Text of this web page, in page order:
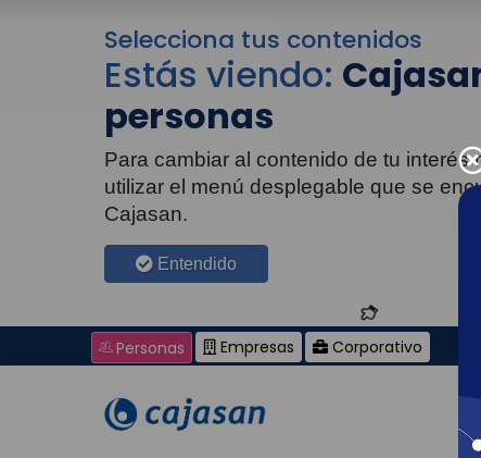
Selecciona tus contenidos
Estás viendo:
personas
Para cambiar al contenido de tu interés
utilizar el menú desplegable que se
Cajasan.
Entendido
Personas Empresas Corporativo